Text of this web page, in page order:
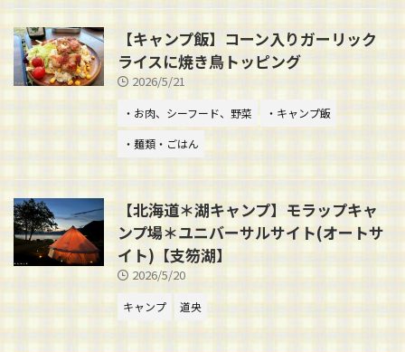
【キャンプ飯】コーン入りガーリック
ライスに焼き鳥トッピング
2026/5/21
・お肉、シーフード、野菜
・キャンプ飯
・麺類・ごはん
【北海道＊湖キャンプ】モラップキャ
ンプ場＊ユニバーサルサイト(オートサ
イト)【支笏湖】
2026/5/20
キャンプ 道央